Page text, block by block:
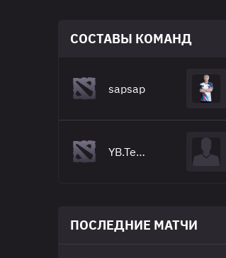
СОСТАВЫ КОМАНД
sapsap
YB.Tearlaments
ПОСЛЕДНИЕ МАТЧИ